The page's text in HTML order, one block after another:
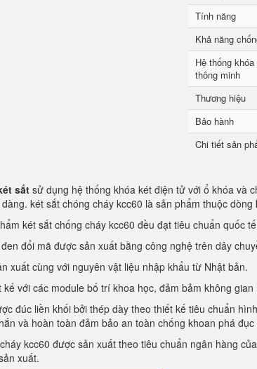
Tính năng
Khả năng
Hệ thống
thông minh
Thương hiệu
Bảo hành
Chi tiết sản
sắtsử dụng hệ thống khóa két điện tử với ổ khóa và
két sắt chóng cháy kcc60 là sản phẩm thuộc
két sắt chống cháy kcc60 đều đạt tiêu chuẩn
đổi mã được sản xuất bằng công nghệ trên dây
xuất cùng với nguyên vật liệu nhập khẩu từ Nhật bản.
với các module bố trí khoa học, đảm bảm không
đúc liền khối bởi thép dày theo thiết kế tiêu chuẩn
và hoàn toàn đảm bảo an toàn chống khoan phá đục
kcc60 được sản xuất theo tiêu chuẩn ngân hàng
xuất.